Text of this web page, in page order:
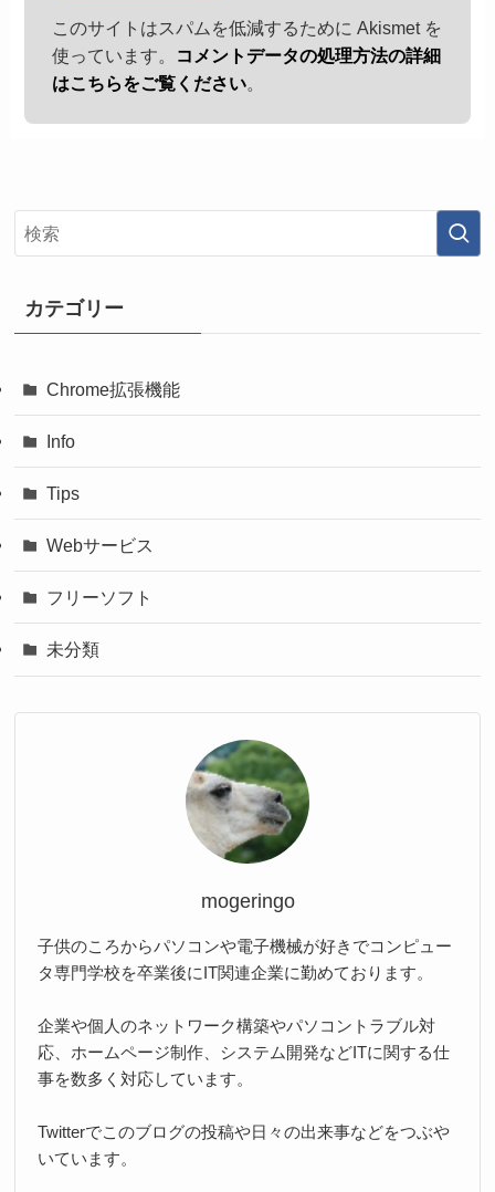
このサイトはスパムを低減するために Akismet を
使っています。
コメントデータの処理方法の詳細
はこちらをご覧ください。
カテゴリー
Chrome拡張機能
Info
Tips
Webサービス
フリーソフト
未分類
mogeringo
子供のころからパソコンや電子機械が好きでコンピュー
タ専門学校を卒業後にIT関連企業に勤めております。
企業や個人のネットワーク構築やパソコントラブル対
応、ホームページ制作、システム開発などITに関する仕
事を数多く対応しています。
Twitterでこのブログの投稿や日々の出来事などをつぶや
いています。